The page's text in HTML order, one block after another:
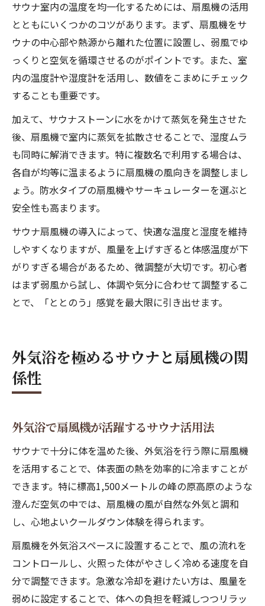
サウナ室内の温度を均一化するためには、扇風機の活用
とともにいくつかのコツがあります。まず、扇風機をサ
ウナの中心部や熱源から離れた位置に設置し、弱風でゆ
っくりと空気を循環させるのがポイントです。また、室
内の温度計や湿度計を活用し、数値をこまめにチェック
することも重要です。
加えて、サウナストーンに水をかけて蒸気を発生させた
後、扇風機で室内に蒸気を拡散させることで、湿度ムラ
も同時に解消できます。特に複数名で利用する場合は、
各自が均等に温まるように扇風機の風向きを調整しまし
ょう。防水タイプの扇風機やサーキュレーターを選ぶと
安全性も高まります。
サウナ扇風機の導入によって、快適な温度と湿度を維持
しやすくなりますが、風量を上げすぎると体感温度が下
がりすぎる場合があるため、微調整が大切です。初心者
はまず弱風から試し、体調や気分に合わせて調整するこ
とで、「ととのう」感覚を最大限に引き出せます。
外気浴を極めるサウナと扇風機の関
係性
外気浴で扇風機が活躍するサウナ活用法
サウナで十分に体を温めた後、外気浴を行う際に扇風機
を活用することで、体表面の熱を効率的に冷ますことが
できます。特に標高1,500メートルの峰の原高原のような
澄んだ空気の中では、扇風機の風が自然な外気と調和
し、心地よいクールダウン体験を得られます。
扇風機を外気浴スペースに設置することで、風の流れを
コントロールし、火照った体がやさしく冷める速度を自
分で調整できます。急激な冷却を避けたい方は、風量を
弱めに設定することで、体への負担を軽減しつつリラッ